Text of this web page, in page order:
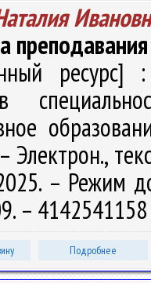
преподавания
ресурс]
Электрон.,
– Режим
–
Подробнее